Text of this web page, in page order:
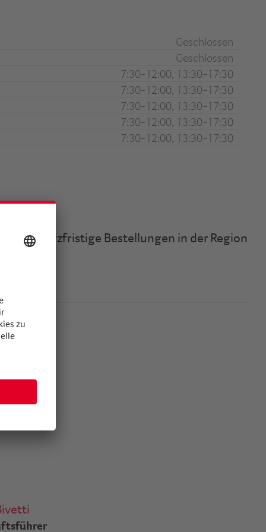
Geschlossen
Geschlossen
7:30-12:00, 13:30-17:30
7:30-12:00, 13:30-17:30
7:30-12:00, 13:30-17:30
7:30-12:00, 13:30-17:30
7:30-12:00, 13:30-17:30
für kurzfristige Bestellungen in der Region